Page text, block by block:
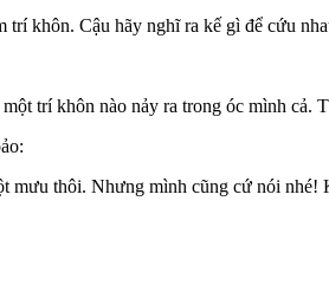
trí khôn. Cậu hãy nghĩ ra kế gì để cứu
trí khôn nào nảy ra trong óc mình cả.
mưu thôi. Nhưng mình cũng cứ nói